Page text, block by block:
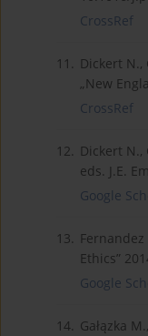
CrossRef
11. Dickert
„New
CrossRef
12. Dickert
eds. J.E.
Google
13.
Ethics”
Google
14. Gałązka